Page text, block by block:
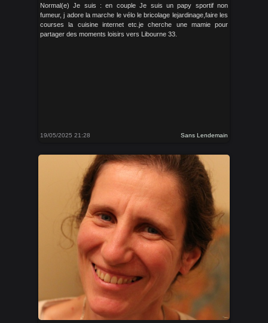
Normal(e) Je suis : en couple Je suis un papy sportif non
fumeur, j adore la marche le vélo le bricolage lejardinage,faire les
courses la cuisine internet etc.je cherche une mamie pour
partager des moments loisirs vers Libourne 33.
19/05/2025 21:28 Sans Lendemain